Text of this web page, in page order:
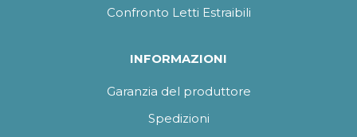
Confronto Letti Estraibili
INFORMAZIONI
Garanzia del produttore
Spedizioni